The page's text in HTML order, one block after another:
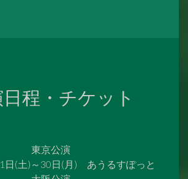
程・チケット
東京公演
日(土)～30日(月) あうるすぽっと